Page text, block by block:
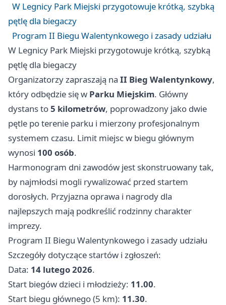
W Legnicy Park Miejski przygotowuje krótką, szybką
pętlę dla biegaczy
Program II Biegu Walentynkowego i zasady udziału
W Legnicy Park Miejski przygotowuje krótką, szybką
pętlę dla biegaczy
Organizatorzy zapraszają na II Bieg Walentynkowy,
który odbędzie się w Parku Miejskim. Główny
dystans to5 kilometrów, poprowadzony jako dwie
pętle po terenie parku i mierzony profesjonalnym
systemem czasu. Limit miejsc w biegu głównym
wynosi 100 osób.
Harmonogram dni zawodów jest skonstruowany tak,
by najmłodsi mogli rywalizować przed startem
dorosłych. Przyjazna oprawa i nagrody dla
najlepszych mają podkreślić rodzinny charakter
imprezy.
Program II Biegu Walentynkowego i zasady udziału
Szczegóły dotyczące startów i zgłoszeń:
Data: 14 lutego 2026.
Start biegów dzieci i młodzieży: 11.00.
Start biegu głównego (5 km): 11.30.